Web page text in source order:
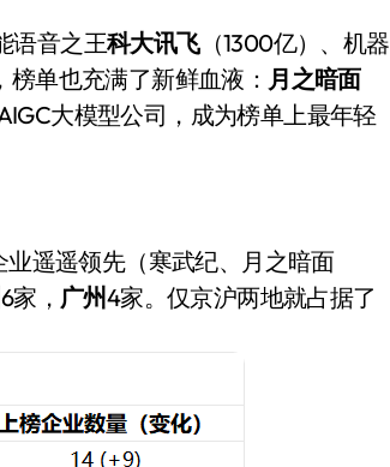
语音之王科大讯飞（1300亿）、机器
单也充满了新鲜血液： 月之暗面
大模型公司，成为榜单上最年轻
业遥遥领先（寒武纪、月之暗面
6家， 广州4家。仅京沪两地就占据了
觅清洁电器全球累计出
量破4000万台，技术
新驱动多品类增长